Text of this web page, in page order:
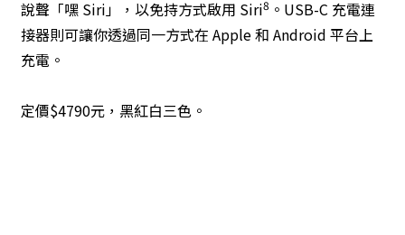
說聲「嘿 Siri」，以免持方式啟用 Siri8 。USB-C 充電連
接器則可讓你透過同一方式在 Apple 和 Android 平台上
充電。
定價$4790元，黑紅白三色。